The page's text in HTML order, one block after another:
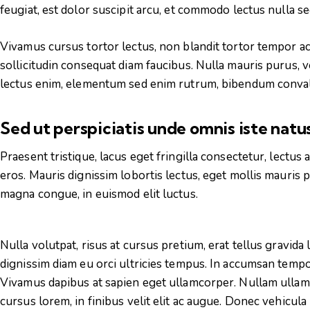
feugiat, est dolor suscipit arcu, et commodo lectus nulla
Vivamus cursus tortor lectus, non blandit tortor tempor
sollicitudin consequat diam faucibus. Nulla mauris purus,
lectus enim, elementum sed enim rutrum, bibendum
Sed ut perspiciatis unde omnis iste
Praesent tristique, lacus eget fringilla consectetur, lectus
eros. Mauris dignissim lobortis lectus, eget mollis
magna congue, in euismod elit luctus.
Nulla volutpat, risus at cursus pretium, erat tellus
dignissim diam eu orci ultricies tempus. In accumsan
Vivamus dapibus at sapien eget ullamcorper. Nullam
cursus lorem, in finibus velit elit ac augue. Donec